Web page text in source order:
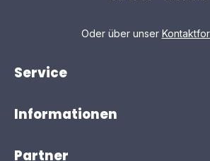
Oder über unser
Service
Informationen
Partner